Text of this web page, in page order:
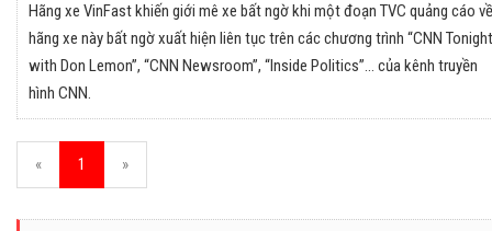
Hãng xe VinFast khiến giới mê xe bất ngờ khi một đoạn TVC quảng cáo về
hãng xe này bất ngờ xuất hiện liên tục trên các chương trình “CNN Tonight
with Don Lemon”, “CNN Newsroom”, “Inside Politics”… của kênh truyền
hình CNN.
« 1 »